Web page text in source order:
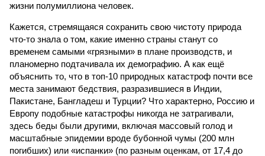
жизни полумиллиона человек.
Кажется, стремящаяся сохранить свою чистоту природа
что-то знала о том, какие именно страны станут со
временем самыми «грязными» в плане производств, и
планомерно подтачивала их демографию. А как ещё
объяснить то, что в топ-10 природных катастроф почти все
места занимают бедствия, разразившиеся в Индии,
Пакистане, Бангладеш и Турции? Что характерно, Россию и
Европу подобные катастрофы никогда не затрагивали,
здесь беды были другими, включая массовый голод и
масштабные эпидемии вроде бубонной чумы (200 млн
погибших) или «испанки» (по разным оценкам, от 17,4 до